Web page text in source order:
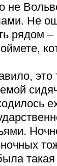
не
Не
рядом